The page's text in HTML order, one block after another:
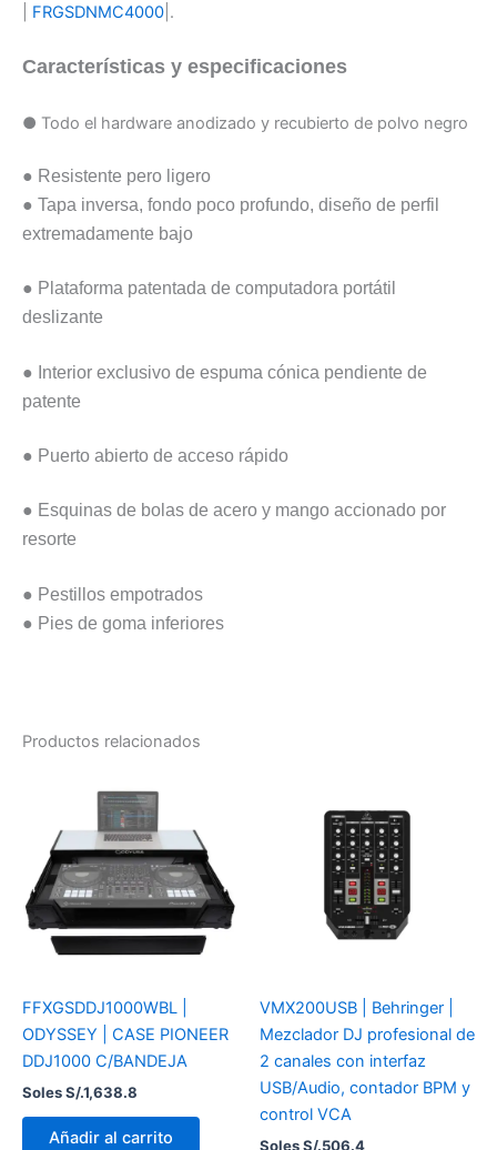
FRGSDNMC4000 |.
Características y especificaciones
● Todo el hardware anodizado y recubierto de polvo negro
● Resistente pero ligero
● Tapa inversa, fondo poco profundo, diseño de perfil
extremadamente bajo
● Plataforma patentada de computadora portátil
deslizante
● Interior exclusivo de espuma cónica pendiente de
patente
● Puerto abierto de acceso rápido
● Esquinas de bolas de acero y mango accionado por
resorte
● Pestillos empotrados
● Pies de goma inferiores
Productos relacionados
FFXGSDDJ1000WBL |
ODYSSEY | CASE PIONEER
DDJ1000 C/BANDEJA
Soles S/.1,638.8
Añadir al carrito
VMX200USB | Behringer |
Mezclador DJ profesional de
2 canales con interfaz
USB/Audio, contador BPM y
control VCA
Soles S/.506.4